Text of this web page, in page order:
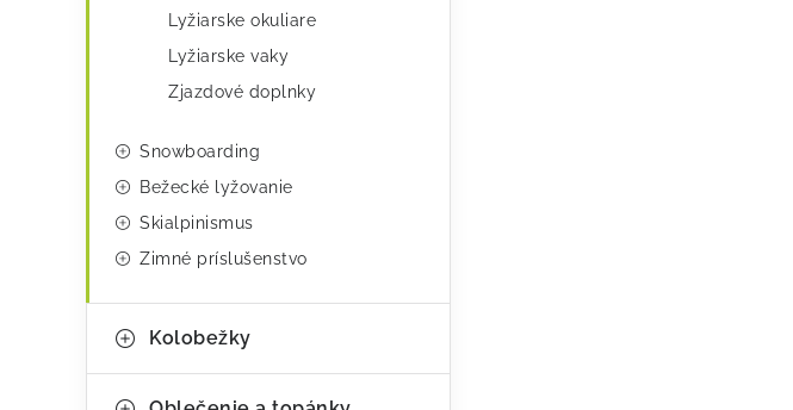
Lyžiarske okuliare
Lyžiarske vaky
Zjazdové doplnky
Snowboarding
Bežecké lyžovanie
Skialpinismus
Zimné príslušenstvo
Kolobežky